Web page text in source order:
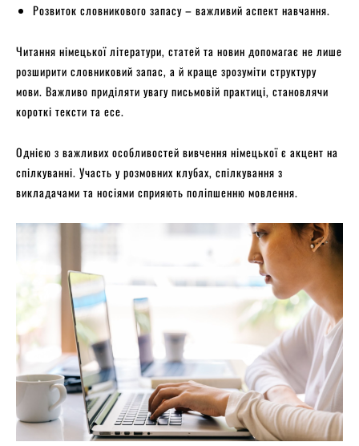
Розвиток словникового запасу – важливий аспект навчання.
Читання німецької літератури, статей та новин допомагає не лише
розширити словниковий запас, а й краще зрозуміти структуру
мови. Важливо приділяти увагу письмовій практиці, становлячи
короткі тексти та есе.
Однією з важливих особливостей вивчення німецької є акцент на
спілкуванні. Участь у розмовних клубах, спілкування з
викладачами та носіями сприяють поліпшенню мовлення.